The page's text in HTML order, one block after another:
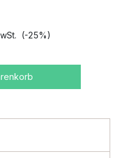
(-25%)